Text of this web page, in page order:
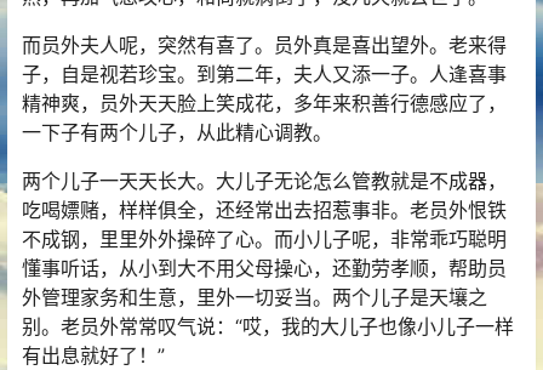
而员外夫人呢，突然有喜了。员外真是喜出望外。老来得
子，自是视若珍宝。到第二年，夫人又添一子。人逢喜事
精神爽，员外天天脸上笑成花，多年来积善行德感应了，
一下子有两个儿子，从此精心调教。
两个儿子一天天长大。大儿子无论怎么管教就是不成器，
吃喝嫖赌，样样俱全，还经常出去招惹事非。老员外恨铁
不成钢，里里外外操碎了心。而小儿子呢，非常乖巧聪明
懂事听话，从小到大不用父母操心，还勤劳孝顺，帮助员
外管理家务和生意，里外一切妥当。两个儿子是天壤之
别。老员外常常叹气说：“哎，我的大儿子也像小儿子一样
有出息就好了！”